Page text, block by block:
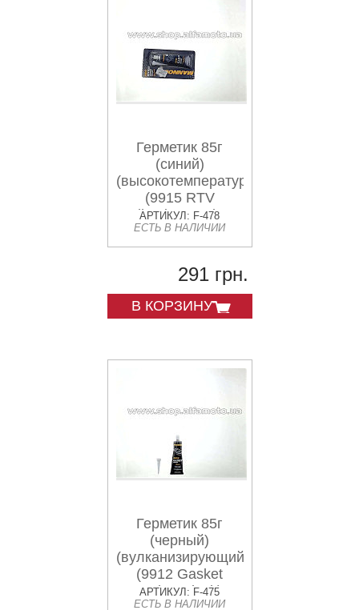
Герметик 85г
(синий)
(высокотемпературный)
(9915 RTV
Adhesive Sealant
Blue) MANNOL
АРТИКУЛ: F-478
ЕСТЬ В НАЛИЧИИ
291 грн.
В КОРЗИНУ
Герметик 85г
(черный)
(вулканизирующийся)
(9912 Gasket
Maker Black)
АРТИКУЛ: F-475
ЕСТЬ В НАЛИЧИИ